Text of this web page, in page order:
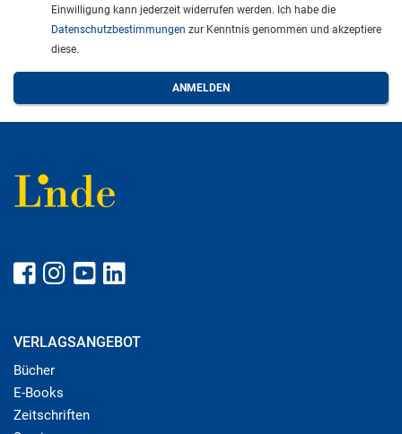
Einwilligung kann jederzeit widerrufen werden. Ich habe die
Datenschutzbestimmungen zur Kenntnis genommen und akzeptiere
diese.
VERLAGSANGEBOT
Bücher
E-Books
Zeitschriften